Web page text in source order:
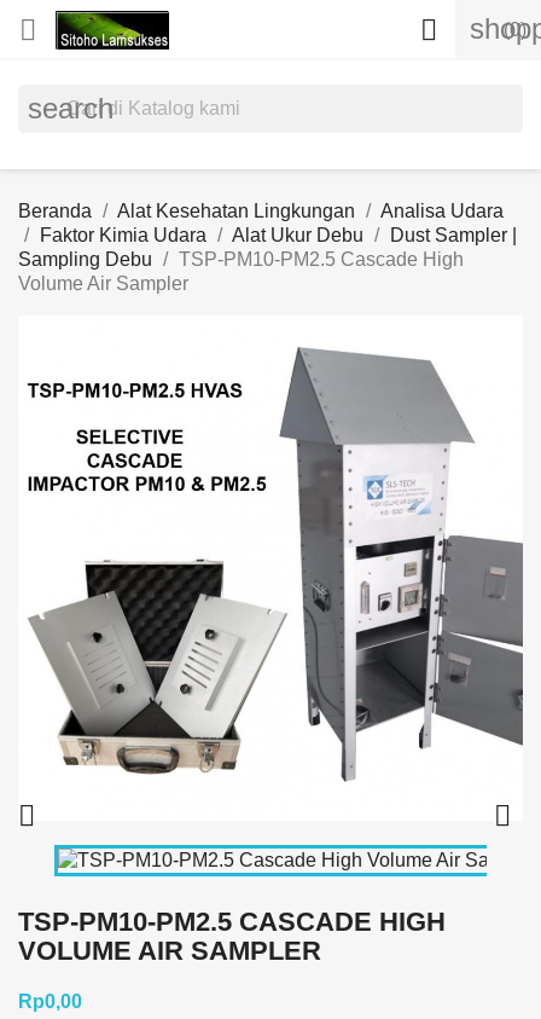
 (0)

search
Beranda Alat Kesehatan Lingkungan
Analisa Udara
Faktor Kimia Udara
Alat Ukur Debu
Dust Sampler |
Sampling Debu
TSP-PM10-PM2.5 Cascade High
Volume Air Sampler
 
TSP-PM10-PM2.5 CASCADE HIGH
VOLUME AIR SAMPLER
Rp0,00